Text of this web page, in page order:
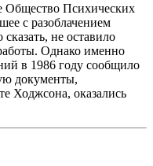
Общество Психических
с разоблачением
не оставило
Однако именно
в 1986 году сообщило
документы,
Ходжсона, оказались